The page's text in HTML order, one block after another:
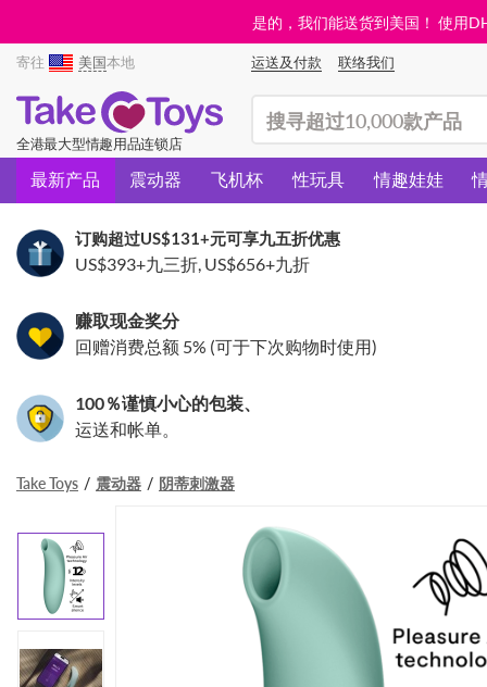
是的，我们能送货到美国！ 使用
寄往 美国本地 运送及付款 联络我们
全港最大型情趣用品连锁店
最新产品 震动器 飞机杯 性玩具 情趣娃娃
订购超过US$131+元可享九五折优惠
US$393+九三折, US$656+九折
赚取现金奖分
回赠消费总额 5% (可于下次购物时使用)
100％谨慎小心的包装、
运送和帐单。
Take Toys 震动器 阴蒂刺激器